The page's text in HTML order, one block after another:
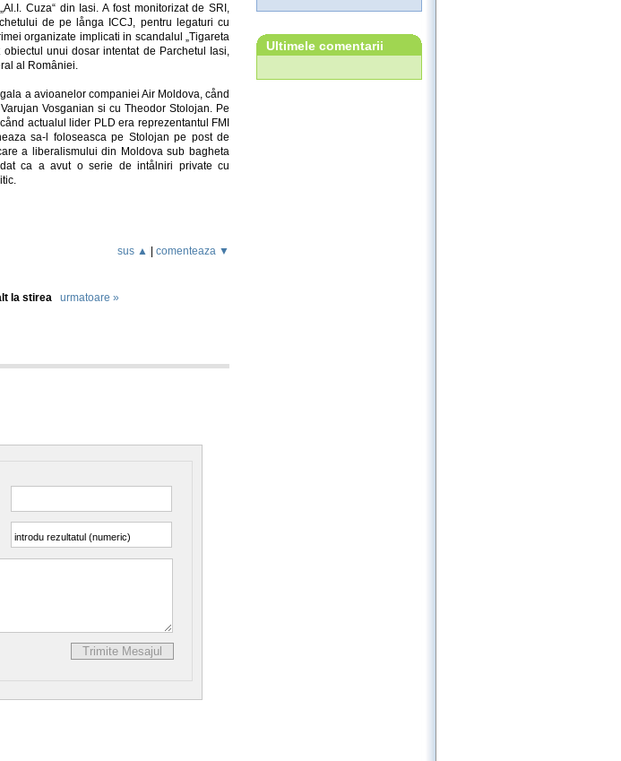
Cuza“ din Iasi. A fost monitorizat de SRI,
de pe långa ICCJ, pentru legaturi cu
organizate implicati in scandalul „Tigareta
unui dosar intentat de Parchetul Iasi,
al României.
a avioanelor companiei Air Moldova, cånd
Vosganian si cu Theodor Stolojan. Pe
actualul lider PLD era reprezentantul FMI
sa-l foloseasca pe Stolojan pe post de
a liberalismului din Moldova sub bagheta
ca a avut o serie de intålniri private cu
sus ▲
comenteaza ▼
la stirea urmatoare »
Ultimele comentarii